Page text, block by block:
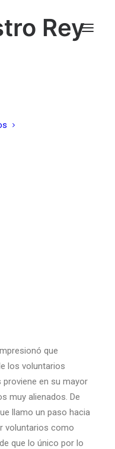
Rey
(Conference on
Cuernavaca,
que
los voluntarios
en su mayor
muy alienados. De
llamo un paso hacia
voluntarios como
que lo único por lo